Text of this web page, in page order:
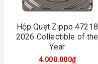
Hộp Quẹt Zippo 47218
2026 Collectible of the
Year
4.000.000₫